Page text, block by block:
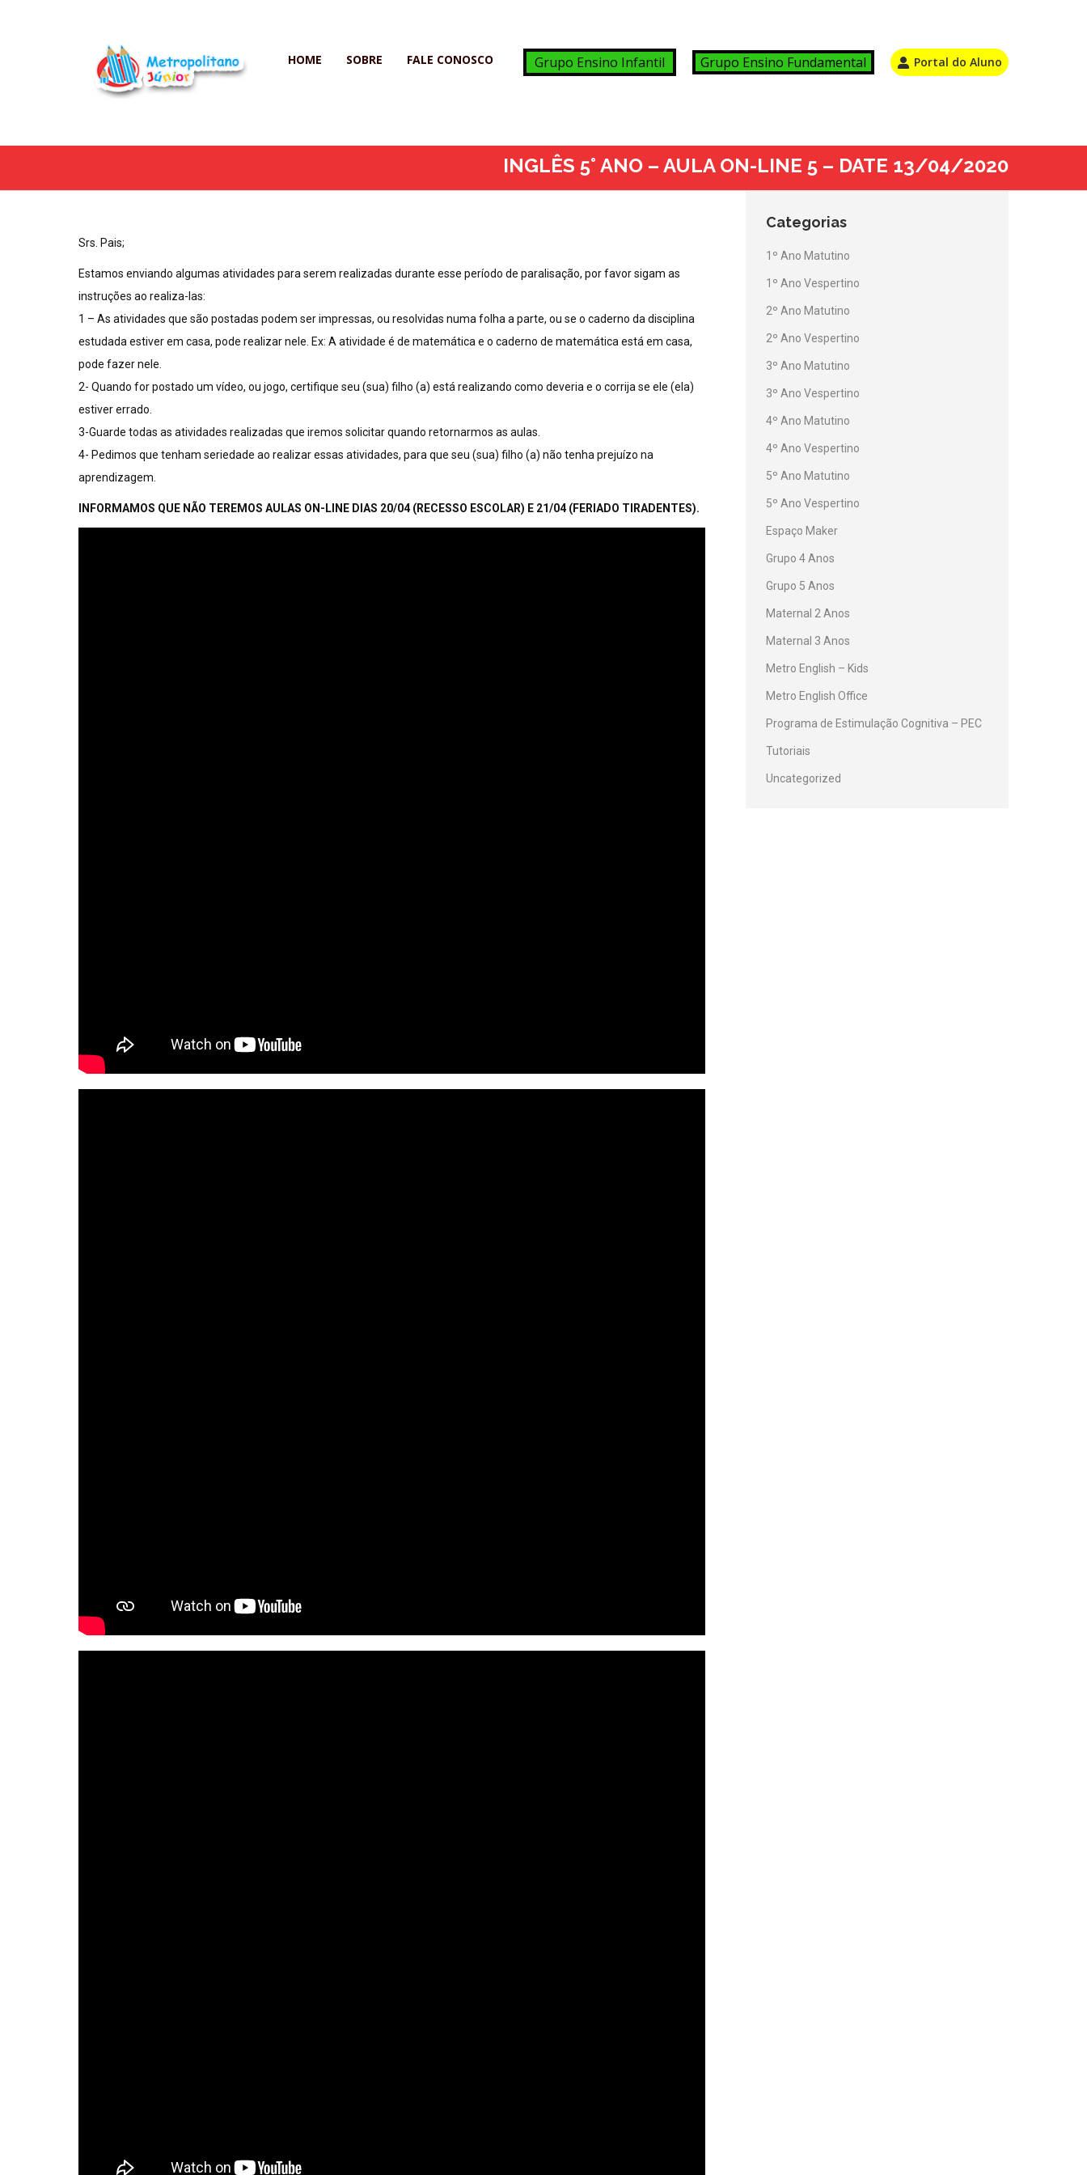
HOME SOBRE FALE CONOSCO Grupo Ensino Infantil Grupo Ensino Fundamental Portal do Aluno
INGLÊS 5° ANO – AULA ON-LINE 5 – DATE 13/04/2020
Srs. Pais;
Estamos enviando algumas atividades para serem realizadas durante esse período de paralisação, por favor sigam as
instruções ao realiza-las:
1 – As atividades que são postadas podem ser impressas, ou resolvidas numa folha a parte, ou se o caderno da disciplina
estudada estiver em casa, pode realizar nele. Ex: A atividade é de matemática e o caderno de matemática está em casa,
pode fazer nele.
2- Quando for postado um vídeo, ou jogo, certifique seu (sua) filho (a) está realizando como deveria e o corrija se ele (ela)
estiver errado.
3-Guarde todas as atividades realizadas que iremos solicitar quando retornarmos as aulas.
4- Pedimos que tenham seriedade ao realizar essas atividades, para que seu (sua) filho (a) não tenha prejuízo na
aprendizagem.
INFORMAMOS QUE NÃO TEREMOS AULAS ON-LINE DIAS 20/04 (RECESSO ESCOLAR) E 21/04 (FERIADO TIRADENTES).
Categorias
1º Ano Matutino
1º Ano Vespertino
2º Ano Matutino
2º Ano Vespertino
3º Ano Matutino
3º Ano Vespertino
4º Ano Matutino
4º Ano Vespertino
5º Ano Matutino
5º Ano Vespertino
Espaço Maker
Grupo 4 Anos
Grupo 5 Anos
Maternal 2 Anos
Maternal 3 Anos
Metro English – Kids
Metro English Office
Programa de Estimulação Cognitiva – PEC
Tutoriais
Uncategorized